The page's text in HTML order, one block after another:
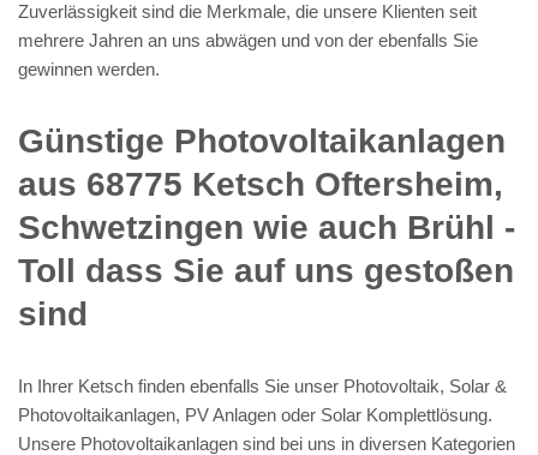
Zuverlässigkeit sind die Merkmale, die unsere Klienten seit
mehrere Jahren an uns abwägen und von der ebenfalls Sie
gewinnen werden.
Günstige Photovoltaikanlagen
aus 68775 Ketsch Oftersheim,
Schwetzingen wie auch Brühl -
Toll dass Sie auf uns gestoßen
sind
In Ihrer Ketsch finden ebenfalls Sie unser Photovoltaik, Solar &
Photovoltaikanlagen, PV Anlagen oder Solar Komplettlösung.
Unsere Photovoltaikanlagen sind bei uns in diversen Kategorien